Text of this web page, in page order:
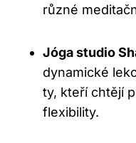
různé
Jóga studio
dynamické
ty, kteří chtějí
flexibility.